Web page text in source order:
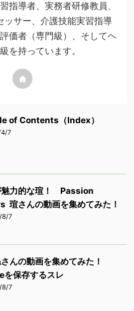
指導者、実務者研修教員、
ッサー、介護技能実習指導
価者（専門級）、そしてヘ
を持っています。
of Contents（Index）
7
魅力的な瑄！ Passion
瑄さんの動画を集めてみた！
8/7
んの動画を集めてみた！
を保存するスレ
8/7